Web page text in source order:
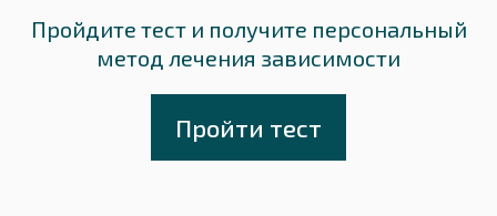
Пройдите тест и получите персональный
метод лечения зависимости
Пройти тест